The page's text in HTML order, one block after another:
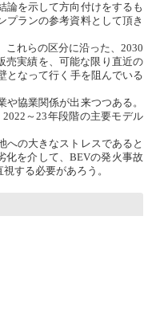
論を示して方向付けをするも
プランの参考資料として頂き
れらの区分に沿った、2030
売実績を、可能な限り直近の
となって行く手を阻んでいる
協業関係が出来つつある。
～23年段階の主要モデル
の大きなストレスであると
化を介して、BEVの発火事故
する必要があろう。